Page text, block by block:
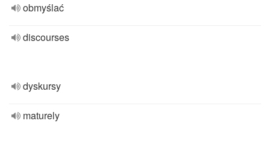
obmyślać
discourses
dyskursy
maturely